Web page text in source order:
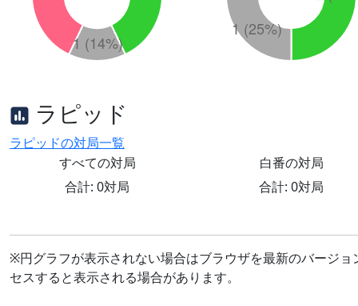
ラピッド
ラピッドの対局一覧
すべての対局
合計: 0対局
白番の対局
合計: 0対局
※円グラフが表示されない場合はブラウザを最新のバージ
セスすると表示される場合があります。